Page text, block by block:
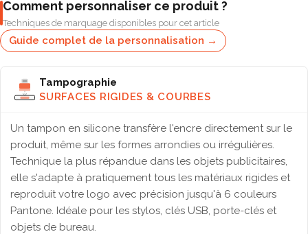
Comment personnaliser ce produit ?
Techniques de marquage disponibles pour cet article
Guide complet de la personnalisation →
Tampographie
SURFACES RIGIDES & COURBES
Un tampon en silicone transfère l'encre directement sur le
produit, même sur les formes arrondies ou irrégulières.
Technique la plus répandue dans les objets publicitaires,
elle s'adapte à pratiquement tous les matériaux rigides et
reproduit votre logo avec précision jusqu'à 6 couleurs
Pantone. Idéale pour les stylos, clés USB, porte-clés et
objets de bureau.